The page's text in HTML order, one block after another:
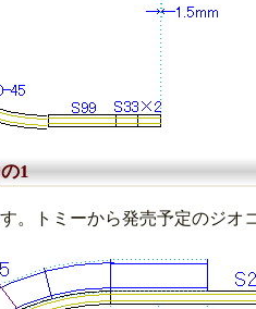
1
。トミーから発売予定のジ